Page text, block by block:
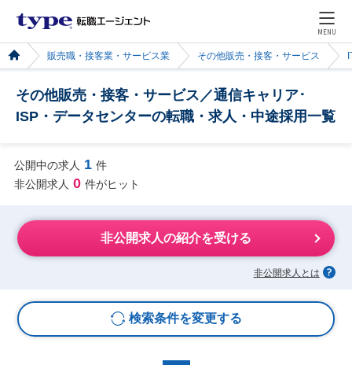
MENU
販売職・接客業・サービス業 その他販売・接客・サービス
その他販売・接客・サービス／通信キャリア･
ISP・データセンターの転職・求人・中途採用一覧
公開中の求人 1 件
非公開求人 0 件がヒット
非公開求人の紹介を受ける
非公開求人とは
検索条件を変更する